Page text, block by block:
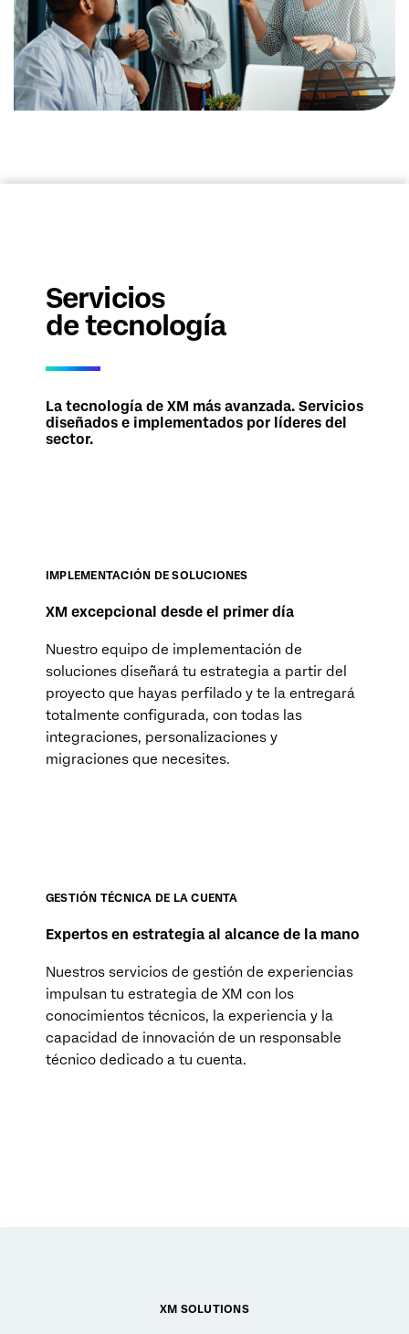
Servicios
de tecnología
La tecnología de XM más avanzada. Servicios
diseñados e implementados por líderes del
sector.
IMPLEMENTACIÓN DE SOLUCIONES
XM excepcional desde el primer día
Nuestro equipo de implementación de
soluciones diseñará tu estrategia a partir del
proyecto que hayas perfilado y te la entregará
totalmente configurada, con todas las
integraciones, personalizaciones y
migraciones que necesites.
GESTIÓN TÉCNICA DE LA CUENTA
Expertos en estrategia al alcance de la mano
Nuestros servicios de gestión de experiencias
impulsan tu estrategia de XM con los
conocimientos técnicos, la experiencia y la
capacidad de innovación de un responsable
técnico dedicado a tu cuenta.
XM SOLUTIONS